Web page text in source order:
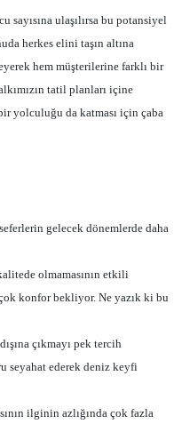
sayısına ulaşılırsa bu potansiyel
herkes elini taşın altına
hem müşterilerine farklı bir
tatil planları içine
yolculuğu da katması için çaba
gelecek dönemlerde daha
olmamasının etkili
konfor bekliyor. Ne yazık ki bu
çıkmayı pek tercih
seyahat ederek deniz keyfi
ilginin azlığında çok fazla